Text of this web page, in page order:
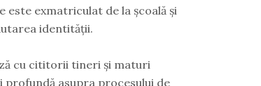
este exmatriculat de la școală și
identității.
cu cititorii tineri și maturi
asupra procesului de